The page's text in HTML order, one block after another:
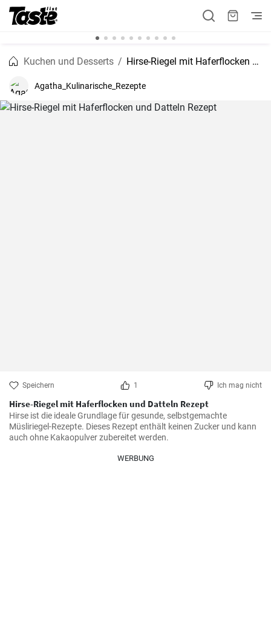
Kuchen und Desserts Hirse-Riegel mit Haferflocken und Datteln Rezept
Agatha_Kulinarische_Rezepte
Speichern 1 Ich mag nicht
Hirse-Riegel mit Haferflocken und Datteln Rezept
Hirse ist die ideale Grundlage für gesunde, selbstgemachte
Müsliriegel-Rezepte. Dieses Rezept enthält keinen Zucker und kann
auch ohne Kakaopulver zubereitet werden.
WERBUNG